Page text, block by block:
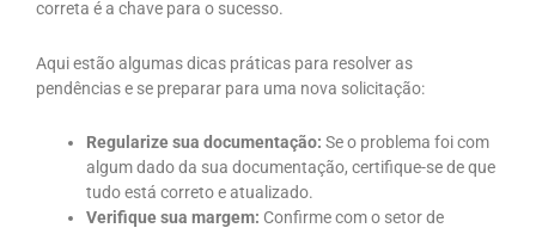
correta é a chave para o sucesso.
Aqui estão algumas dicas práticas para resolver as
pendências e se preparar para uma nova solicitação:
Regularize sua documentação: Se o problema foi com
algum dado da sua documentação, certifique-se de que
tudo está correto e atualizado.
Verifique sua margem: Confirme com o setor de